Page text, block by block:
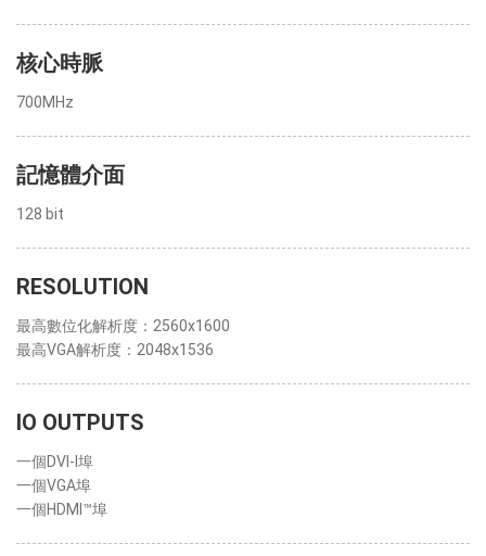
核心時脈
700MHz
記憶體介面
128 bit
RESOLUTION
最高數位化解析度：2560x1600
最高VGA解析度：2048x1536
IO OUTPUTS
一個DVI-I埠
一個VGA埠
一個HDMI™埠